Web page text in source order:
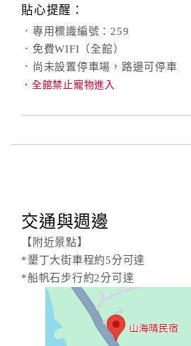
貼心提醒：
．專用標識編號：259
．免費WIFI（全館）
．尚未設置停車場，路邊可停車
．全館禁止寵物進入
交通與週邊
【附近景點】
*墾丁大街車程約5分可達
*船帆石步行約2分可達